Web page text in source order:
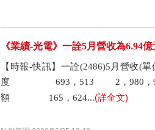
《業績-光電》一詮5月營收為6.94
【時報-快訊】一詮(2486)5
度 693，513 2，980，
額 165，624...(詳全文)